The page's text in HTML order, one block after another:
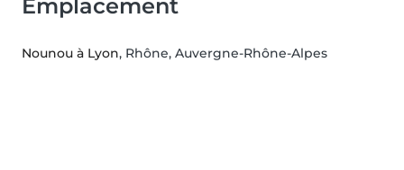
Emplacement
Nounou à Lyon, Rhône, Auvergne-Rhône-Alpes